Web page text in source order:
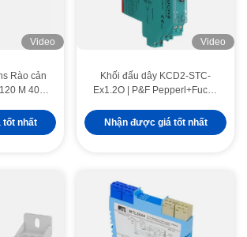
Video
Rào cản
M 40a
tốt nhất
Video
Khối đấu dây KCD2-STC-
Ex1.2O | P&F Pepperl+Fuchs
hiệu rào cản an toàn
Nhận được giá tốt nhất